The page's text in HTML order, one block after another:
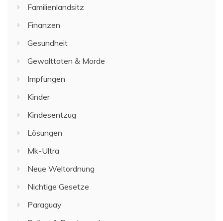
Familienlandsitz
Finanzen
Gesundheit
Gewalttaten & Morde
Impfungen
Kinder
Kindesentzug
Lösungen
Mk-Ultra
Neue Weltordnung
Nichtige Gesetze
Paraguay